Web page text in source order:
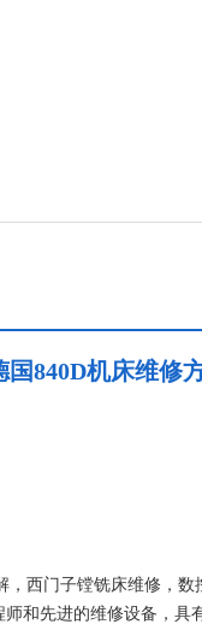
840D机床维修
，西门子镗铣床维修，
和先进的维修设备，